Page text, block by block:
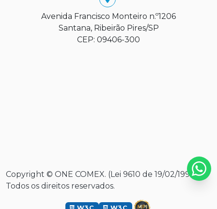
Avenida Francisco Monteiro n.º1206
Santana, Ribeirão Pires/SP
CEP: 09406-300
Copyright © ONE COMEX. (Lei 9610 de 19/02/1998).
Todos os direitos reservados.